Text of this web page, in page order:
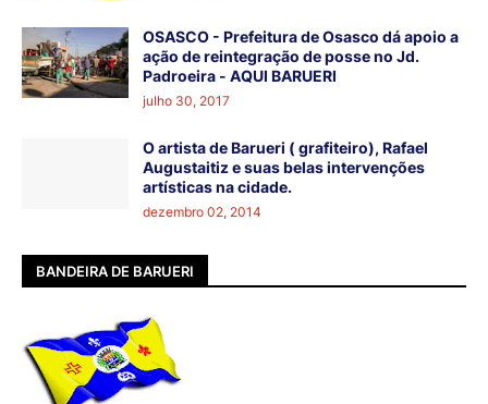
OSASCO - Prefeitura de Osasco dá apoio a
ação de reintegração de posse no Jd.
Padroeira - AQUI BARUERI
julho 30, 2017
O artista de Barueri ( grafiteiro), Rafael
Augustaitiz e suas belas intervenções
artísticas na cidade.
dezembro 02, 2014
BANDEIRA DE BARUERI